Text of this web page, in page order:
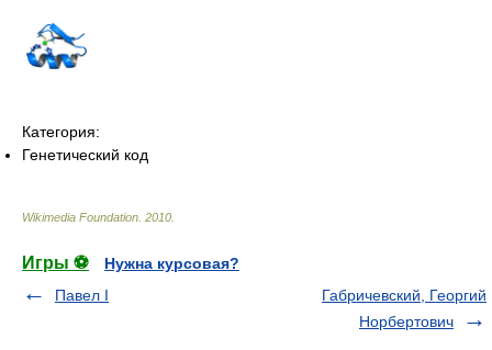
Категория:
Генетический код
Wikimedia Foundation 2010
Игры ⚽
Нужна курсовая?
Павел I
Габричевский, Георгий
Норбертович